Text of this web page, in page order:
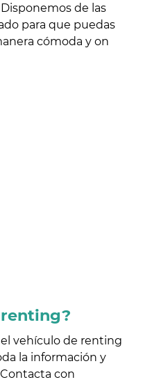
de las
para que puedas
cómoda y on
el vehículo de renting
la información y
Contacta con